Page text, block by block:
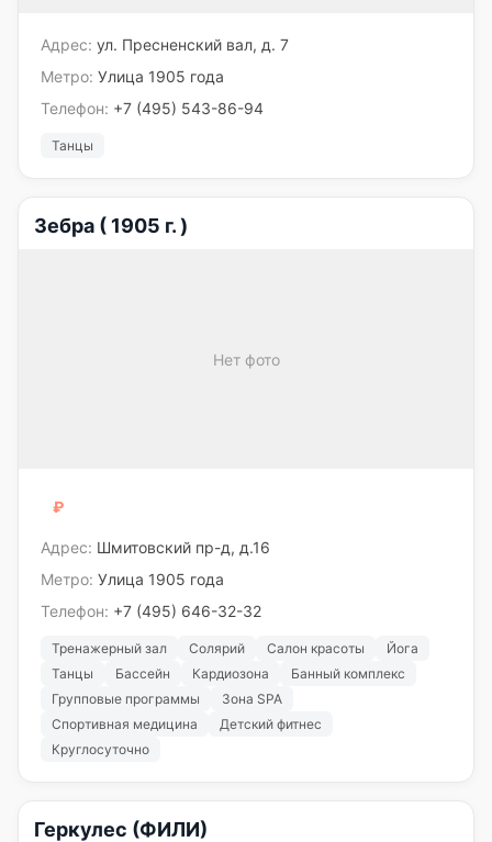
Адрес: ул. Пресненский вал, д. 7
Метро: Улица 1905 года
Телефон: +7 (495) 543-86-94
Танцы
Зебра ( 1905 г. )
Нет фото
₽
Адрес: Шмитовский пр-д, д.16
Метро: Улица 1905 года
Телефон: +7 (495) 646-32-32
Тренажерный зал Солярий Салон красоты
Йога
Танцы
Бассейн Кардиозона
Банный комплекс
Групповые программы
Зона SPA
Спортивная медицина
Детский фитнес
Круглосуточно
Геркулес (ФИЛИ)